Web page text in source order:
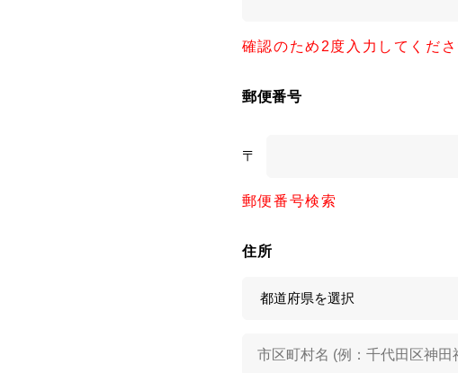
確認のため2度入力してくださ
郵便番号
〒
郵便番号検索
住所